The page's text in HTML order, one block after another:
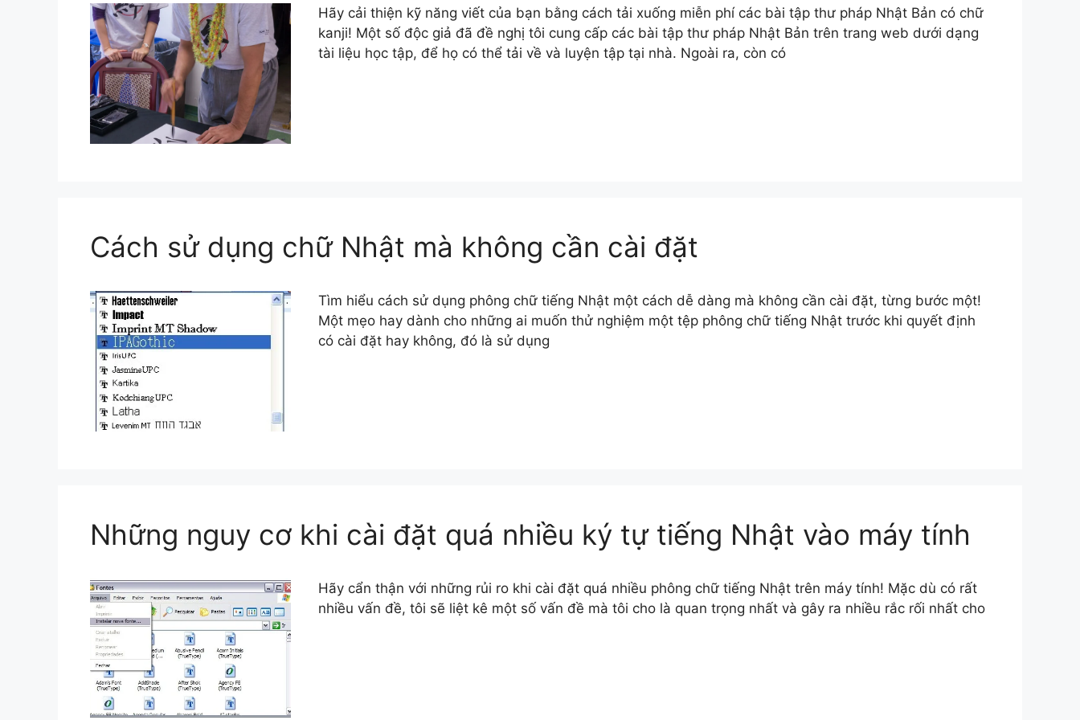
Hãy cải thiện kỹ năng viết của bạn bằng cách tải xuống miễn phí các bài tập thư pháp Nhật Bản có chữ
kanji! Một số độc giả đã đề nghị tôi cung cấp các bài tập thư pháp Nhật Bản trên trang web dưới dạng
tài liệu học tập, để họ có thể tải về và luyện tập tại nhà. Ngoài ra, còn có
Cách sử dụng chữ Nhật mà không cần cài đặt
Tìm hiểu cách sử dụng phông chữ tiếng Nhật một cách dễ dàng mà không cần cài đặt, từng bước một!
Một mẹo hay dành cho những ai muốn thử nghiệm một tệp phông chữ tiếng Nhật trước khi quyết định
có cài đặt hay không, đó là sử dụng
Những nguy cơ khi cài đặt quá nhiều ký tự tiếng Nhật vào máy tính
Hãy cẩn thận với những rủi ro khi cài đặt quá nhiều phông chữ tiếng Nhật trên máy tính! Mặc dù có rất
nhiều vấn đề, tôi sẽ liệt kê một số vấn đề mà tôi cho là quan trọng nhất và gây ra nhiều rắc rối nhất cho